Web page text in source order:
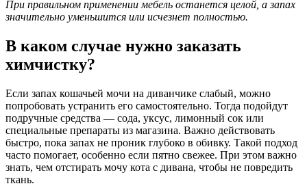
При правильном применении мебель останется целой, а запах
значительно уменьшится или исчезнет полностью.
В каком случае нужно заказать
химчистку?
Если запах кошачьей мочи на диванчике слабый, можно
попробовать устранить его самостоятельно. Тогда подойдут
подручные средства — сода, уксус, лимонный сок или
специальные препараты из магазина. Важно действовать
быстро, пока запах не проник глубоко в обивку. Такой подход
часто помогает, особенно если пятно свежее. При этом важно
знать, чем отстирать мочу кота с дивана, чтобы не повредить
ткань.